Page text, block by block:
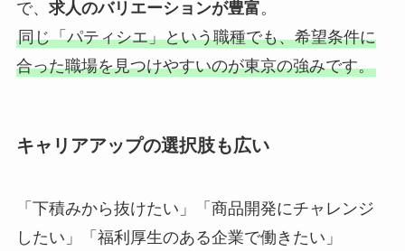
で、 求人のバリエーションが豊富。
同じ「パティシエ」という職種でも、希望条件に
合った職場を見つけやすいのが東京の強みです。
キャリアアップの選択肢も広い
「下積みから抜けたい」「商品開発にチャレンジ
したい」「福利厚生のある企業で働きたい」